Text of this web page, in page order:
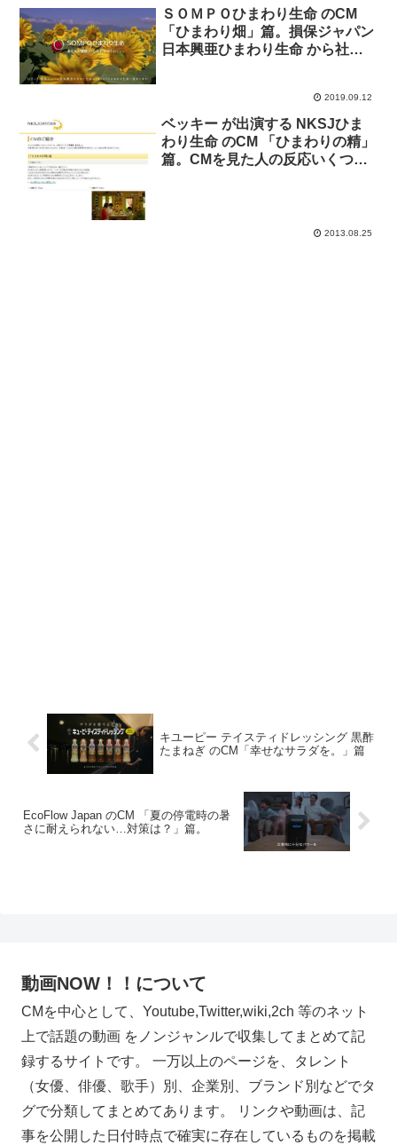
ＳＯＭＰＯひまわり生命 のCM
「ひまわり畑」篇。損保ジャパン
日本興亜ひまわり生命 から社名
2019.09.12
ベッキー が出演する NKSJひま
わり生命 のCM 「ひまわりの精」
篇。CMを見た人の反応いくつ
2013.08.25
キユーピー テイスティドレッシング 黒酢
たまねぎ のCM「幸せなサラダを。」篇
EcoFlow Japan のCM 「夏の停電時の暑
さに耐えられない…対策は？」篇。
動画NOW！！について
CMを中心として、Youtube,Twitter,wiki,2ch 等のネット
上で話題の動画 をノンジャンルで収集してまとめて記
録するサイトです。 一万以上のページを、タレント
（女優、俳優、歌手）別、企業別、ブランド別などでタ
グで分類してまとめてあります。 リンクや動画は、記
事を公開した日付時点で確実に存在しているものを掲載